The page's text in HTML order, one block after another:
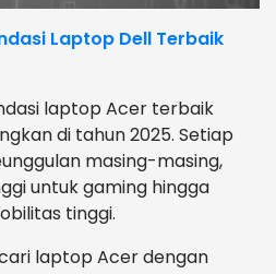
Laptop Dell Terbaik
laptop Acer terbaik
di tahun 2025. Setiap
masing-masing,
untuk gaming hingga
tinggi.
laptop Acer dengan